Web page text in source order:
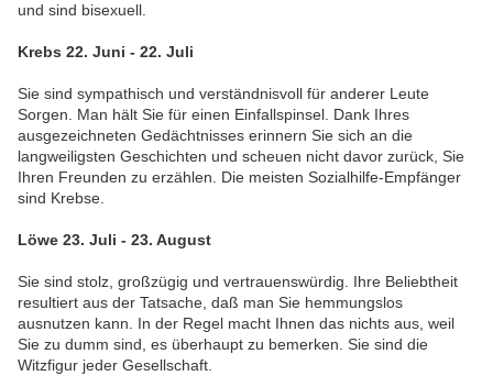
und sind bisexuell.
Krebs 22. Juni - 22. Juli
Sie sind sympathisch und verständnisvoll für anderer Leute
Sorgen. Man hält Sie für einen Einfallspinsel. Dank Ihres
ausgezeichneten Gedächtnisses erinnern Sie sich an die
langweiligsten Geschichten und scheuen nicht davor zurück, Sie
Ihren Freunden zu erzählen. Die meisten Sozialhilfe-Empfänger
sind Krebse.
Löwe 23. Juli - 23. August
Sie sind stolz, großzügig und vertrauenswürdig. Ihre Beliebtheit
resultiert aus der Tatsache, daß man Sie hemmungslos
ausnutzen kann. In der Regel macht Ihnen das nichts aus, weil
Sie zu dumm sind, es überhaupt zu bemerken. Sie sind die
Witzfigur jeder Gesellschaft.